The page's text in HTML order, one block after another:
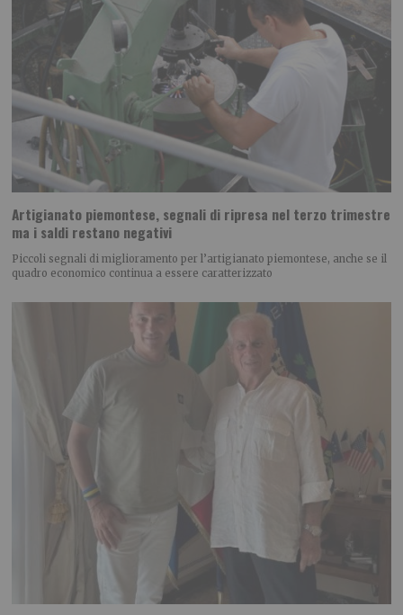
Artigianato piemontese, segnali di ripresa nel terzo trimestre
ma i saldi restano negativi
Piccoli segnali di miglioramento per l’artigianato piemontese, anche se il
quadro economico continua a essere caratterizzato